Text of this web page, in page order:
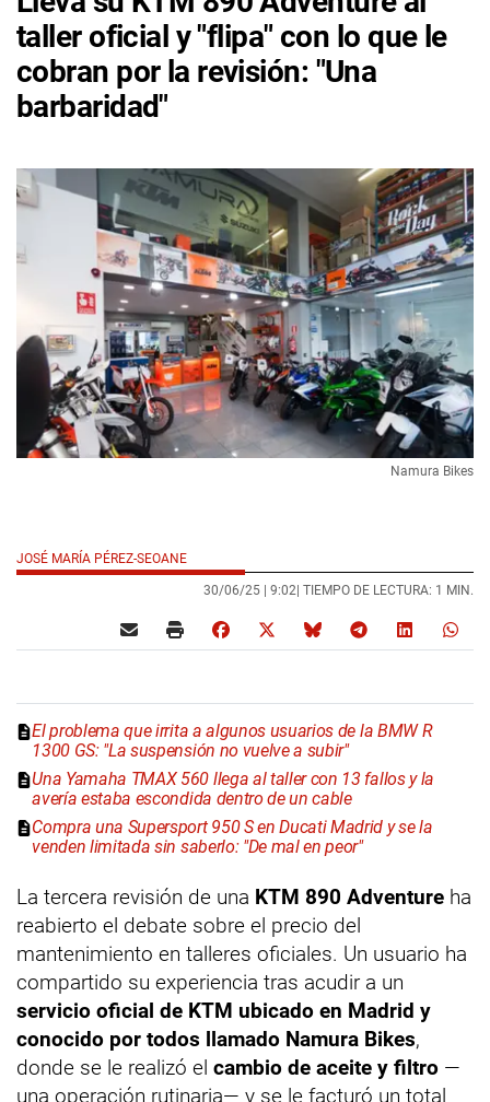
taller oficial y "flipa" con lo que le
cobran por la revisión: "Una
barbaridad"
Namura Bikes
JOSÉ MARÍA PÉREZ-SEOANE
30/06/25 | 9:02 | TIEMPO DE LECTURA: 1 MIN.
El problema que irrita a algunos usuarios de la BMW R
1300 GS: "La suspensión no vuelve a subir"
Una Yamaha TMAX 560 llega al taller con 13 fallos y la
avería estaba escondida dentro de un cable
Compra una Supersport 950 S en Ducati Madrid y se la
venden limitada sin saberlo: "De mal en peor"
La tercera revisión de una KTM 890 Adventure ha
reabierto el debate sobre el precio del
mantenimiento en talleres oficiales. Un usuario ha
compartido su experiencia tras acudir a un
servicio oficial de KTM ubicado en Madrid y
conocido por todos llamado Namura Bikes,
donde se le realizó el cambio de aceite y filtro —
una operación rutinaria— y se le facturó un total